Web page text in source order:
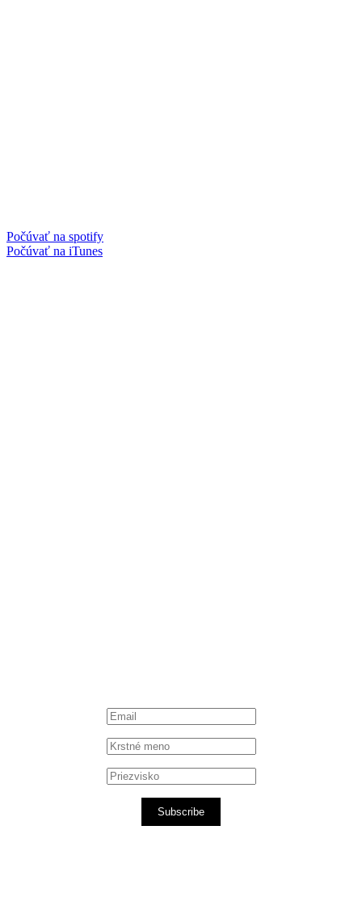
Počúvať na spotify
Počúvať na iTunes
Subscribe